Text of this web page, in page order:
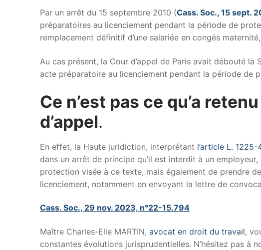
Par un arrêt du 15 septembre 2010 (Cass. Soc., 15 sept.
préparatoires au licenciement pendant la période de
remplacement définitif d’une salariée en congés
Au cas présent, la Cour d’appel de Paris avait débouté
acte préparatoire au licenciement pendant la période de
Ce n’est pas ce qu’a
d’appel.
En effet, la Haute juridiction, interprétant l’article L.
dans un arrêt de principe qu’il est interdit à un
protection visée à ce texte, mais également de prendre
licenciement, notamment en envoyant la lettre de
Cass. Soc., 29 nov. 2023, n°22-15.794
Maître Charles-Elie MARTIN, avocat en droit du travail,
constantes évolutions jurisprudentielles. N’hésitez pas à